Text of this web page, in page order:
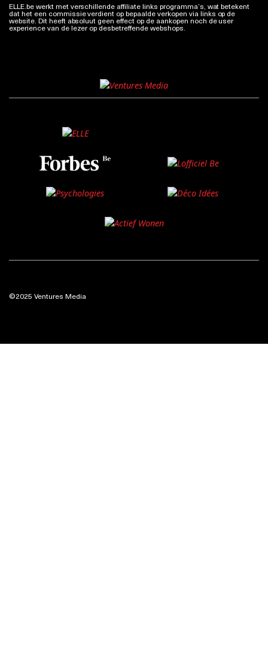
ELLE.be werkt met verschillende affiliate links programma’s, wat betekent
dat het een commissie verdient op bepaalde verkopen via links op de
website. Dit heeft absoluut geen effect op de aankopen noch de user
experience van de lezer op desbetreffende webshops.
©2025 Ventures Media